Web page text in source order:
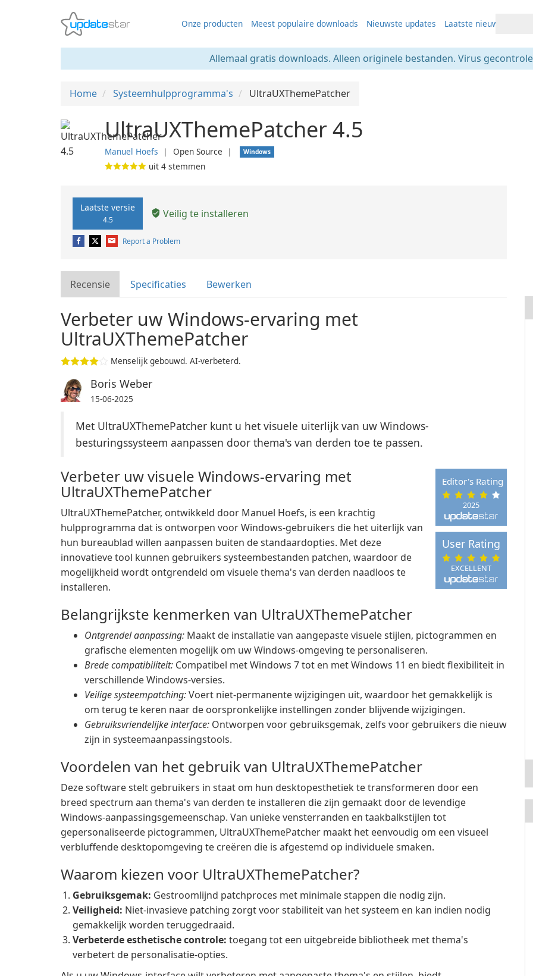
Onze producten Meest populaire downloads Nieuwste updates Laatste nieuws
Allemaal gratis downloads. Alleen originele bestanden. Virus
Home Systeemhulpprogramma's UltraUXThemePatcher
UltraUXThemePatcher 4.5
Manuel Hoefs ❘ Open Source ❘ Windows
uit 4 stemmen
Laatste versie
4.5 Veilig te installeren
Report a Problem
Recensie Specificaties Bewerken
Verbeter uw Windows-ervaring met
UltraUXThemePatcher
Menselijk gebouwd. AI-verbeterd.
Boris Weber
15-06-2025
Met UltraUXThemePatcher kunt u het visuele uiterlijk van uw Windows-
besturingssysteem aanpassen door thema's van derden toe te passen.
2025
Editor's Rating
EXCELLENT
User Rating
Verbeter uw visuele Windows-ervaring met
UltraUXThemePatcher
UltraUXThemePatcher, ontwikkeld door Manuel Hoefs, is een krachtig
hulpprogramma dat is ontworpen voor Windows-gebruikers die het uiterlijk van
hun bureaublad willen aanpassen buiten de standaardopties. Met deze
innovatieve tool kunnen gebruikers systeembestanden patchen, waardoor de
mogelijkheid wordt ontgrendeld om visuele thema's van derden naadloos te
installeren.
Belangrijkste kenmerken van UltraUXThemePatcher
Ontgrendel aanpassing: Maakt de installatie van aangepaste visuele stijlen, pictogrammen en
grafische elementen mogelijk om uw Windows-omgeving te personaliseren.
Brede compatibiliteit: Compatibel met Windows 7 tot en met Windows 11 en biedt flexibiliteit in
verschillende Windows-versies.
Veilige systeempatching:Voert niet-permanente wijzigingen uit, waardoor het gemakkelijk is
om terug te keren naar de oorspronkelijke instellingen zonder blijvende wijzigingen.
Gebruiksvriendelijke interface: Ontworpen voor gebruiksgemak, zelfs voor gebruikers die nieuw
zijn in systeemaanpassingstools.
Voordelen van het gebruik van UltraUXThemePatcher
Deze software stelt gebruikers in staat om hun desktopesthetiek te transformeren door een
breed spectrum aan thema's van derden te installeren die zijn gemaakt door de levendige
Windows-aanpassingsgemeenschap. Van unieke vensterranden en taakbalkstijlen tot
gepersonaliseerde pictogrammen, UltraUXThemePatcher maakt het eenvoudig om een visueel
verbluffende desktopomgeving te creëren die is afgestemd op individuele smaken.
Waarom kiezen voor UltraUXThemePatcher?
Gebruiksgemak: Gestroomlijnd patchproces met minimale stappen die nodig zijn.
Veiligheid: Niet-invasieve patching zorgt voor stabiliteit van het systeem en kan indien nodig
gemakkelijk worden teruggedraaid.
Verbeterde esthetische controle: toegang tot een uitgebreide bibliotheek met thema's
verbetert de personalisatie-opties.